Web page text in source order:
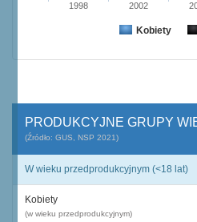
Kobiety
1998 2002
PRODUKCYJNE GRUPY
(Źródło: GUS, NSP 2021)
W wieku przedprodukcyjnym (<18 lat)
Kobiety
(w wieku przedprodukcyjnym)